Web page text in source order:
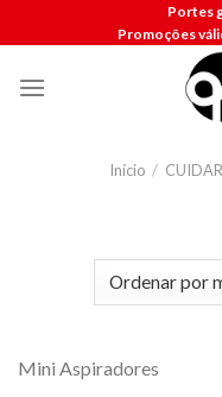
to
Portes
Promoções
Início /
Mini Aspiradores